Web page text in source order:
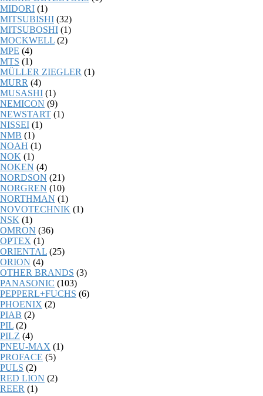
MIDORI (1)
MITSUBISHI (32)
MITSUBOSHI (1)
MOCKWELL (2)
MPE (4)
MTS (1)
MÜLLER ZIEGLER (1)
MURR (4)
MUSASHI (1)
NEMICON (9)
NEWSTART (1)
NISSEI (1)
NMB (1)
NOAH (1)
NOK (1)
NOKEN (4)
NORDSON (21)
NORGREN (10)
NORTHMAN (1)
NOVOTECHNIK (1)
NSK (1)
OMRON (36)
OPTEX (1)
ORIENTAL (25)
ORION (4)
OTHER BRANDS (3)
PANASONIC (103)
PEPPERL+FUCHS (6)
PHOENIX (2)
PIAB (2)
PIL (2)
PILZ (4)
PNEU-MAX (1)
PROFACE (5)
PULS (2)
RED LION (2)
REER (1)